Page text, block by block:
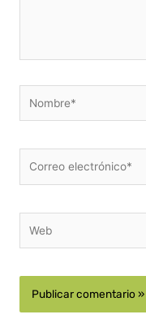
electrónico*